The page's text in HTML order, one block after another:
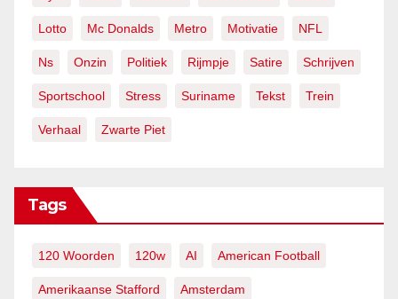
Lotto Mc Donalds Metro Motivatie NFL
Ns Onzin Politiek Rijmpje Satire Schrijven
Sportschool Stress Suriname Tekst Trein
Verhaal Zwarte Piet
Tags
120 Woorden 120w AI American Football
Amerikaanse Stafford Amsterdam